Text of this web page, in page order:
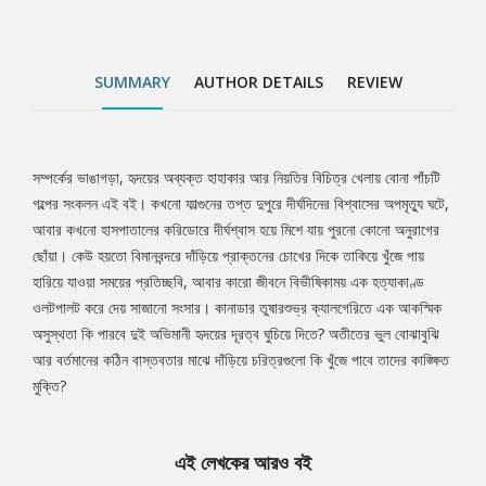
SUMMARY AUTHOR DETAILS REVIEW
Tab
Article
সম্পর্কের ভাঙাগড়া, হৃদয়ের অব্যক্ত হাহাকার আর নিয়তির বিচিত্র খেলায় বোনা পাঁচটি
গল্পের সংকলন এই বই। কখনো ফাল্গুনের তপ্ত দুপুরে দীর্ঘদিনের বিশ্বাসের অপমৃত্যু ঘটে,
আবার কখনো হাসপাতালের করিডোরে দীর্ঘশ্বাস হয়ে মিশে যায় পুরনো কোনো অনুরাগের
ছোঁয়া। কেউ হয়তো বিমানবন্দরে দাঁড়িয়ে প্রাক্তনের চোখের দিকে তাকিয়ে খুঁজে পায়
হারিয়ে যাওয়া সময়ের প্রতিচ্ছবি, আবার কারো জীবনে বিভীষিকাময় এক হত্যাকাণ্ড
ওলটপালট করে দেয় সাজানো সংসার। কানাডার তুষারশুভ্র ক্যালগেরিতে এক আকস্মিক
অসুস্থতা কি পারবে দুই অভিমানী হৃদয়ের দূরত্ব ঘুচিয়ে দিতে? অতীতের ভুল বোঝাবুঝি
আর বর্তমানের কঠিন বাস্তবতার মাঝে দাঁড়িয়ে চরিত্রগুলো কি খুঁজে পাবে তাদের কাঙ্ক্ষিত
মুক্তি?
এই লেখকের আরও বই